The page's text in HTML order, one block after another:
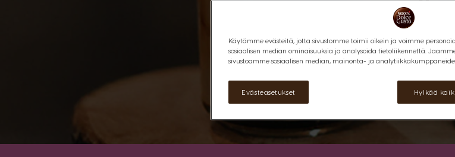
Käytämme evästeitä, jotta sivustomme toimii oikein ja voimme
sosiaalisen median ominaisuuksia ja analysoida tietoliikennettä.
sivustoamme sosiaalisen median, mainonta- ja
Hylkää
Evästeasetukset